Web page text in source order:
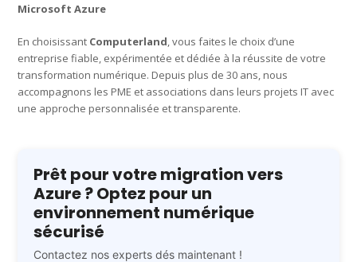
Microsoft Azure
En choisissant Computerland, vous faites le choix d’une
entreprise fiable, expérimentée et dédiée à la réussite de votre
transformation numérique. Depuis plus de 30 ans, nous
accompagnons les PME et associations dans leurs projets IT avec
une approche personnalisée et transparente.
Prêt pour votre migration vers
Azure ? Optez pour un
environnement numérique
sécurisé
Contactez nos experts dés maintenant !